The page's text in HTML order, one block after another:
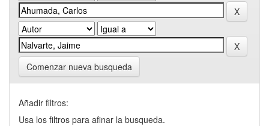
Comenzar nueva busqueda
Añadir filtros:
Usa los filtros para afinar la busqueda.